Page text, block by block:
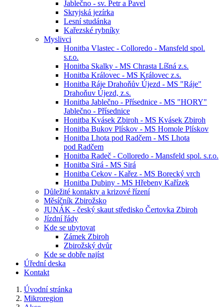
Jablečno - sv. Petr a Pavel
Skryjská jezírka
Lesní studánka
Kařezské rybníky
Myslivci
Honitba Vlastec - Colloredo - Mansfeld spol.
s.r.o.
Honitba Skalky - MS Chrasta Líšná z.s.
Honitba Královec - MS Královec z.s.
Honitba Ráje Drahoňův Újezd - MS "Ráje"
Drahoňuv Újezd, z.s.
Honitba Jablečno - Přísednice - MS "HORY"
Jablečno - Přísednice
Honitba Kvásek Zbiroh - MS Kvásek Zbiroh
Honitba Bukov Plískov - MS Homole Plískov
Honitba Lhota pod Radčem - MS Lhota
pod Radčem
Honitba Radeč - Colloredo - Mansfeld spol. s.r.o.
Honitba Sirá - MS Sirá
Honitba Cekov - Kařez - MS Borecký vrch
Honitba Dubiny - MS Hřebeny Kařízek
Důležité kontakty a krizové řízení
Měsíčník Zbirožsko
JUNÁK - český skaut středisko Čertovka Zbiroh
Jízdní řády
Kde se ubytovat
Zámek Zbiroh
Zbirožský dvůr
Kde se dobře najíst
Úřední deska
Kontakt
Úvodní stránka
Mikroregion